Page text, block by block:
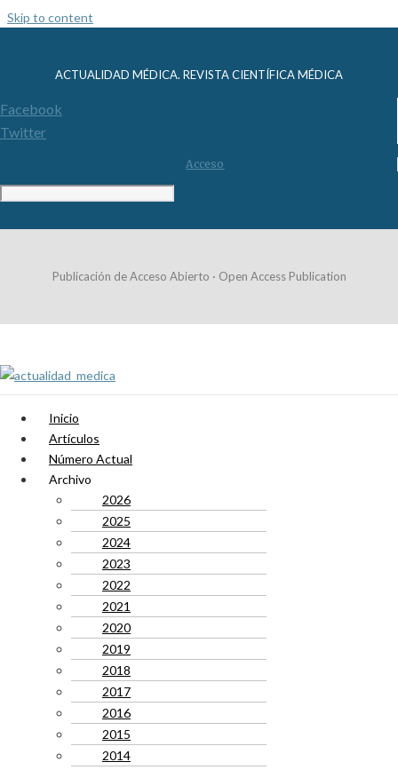
Skip to content
ACTUALIDAD MÉDICA. REVISTA CIENTÍFICA MÉDICA
Facebook
Twitter
Acceso
Publicación de Acceso Abierto · Open Access Publication
Inicio
Artículos
Número Actual
Archivo
2026
2025
2024
2023
2022
2021
2020
2019
2018
2017
2016
2015
2014